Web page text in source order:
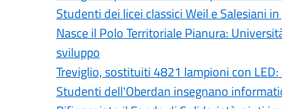
Studenti dei licei classici Weil e Salesiani
Nasce il Polo Territoriale Pianura:
sviluppo
Treviglio, sostituiti 4821 lampioni con
Studenti dell'Oberdan insegnano